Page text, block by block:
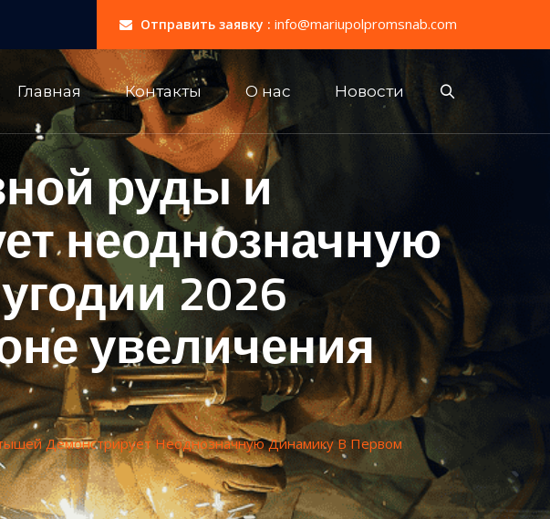
Отправить заявку : info@mariupolpromsnab.com
Главная Контакты О нас Новости
руды и
неоднозначную
2026
увеличения
Демонстрирует Неоднозначную Динамику В Первом